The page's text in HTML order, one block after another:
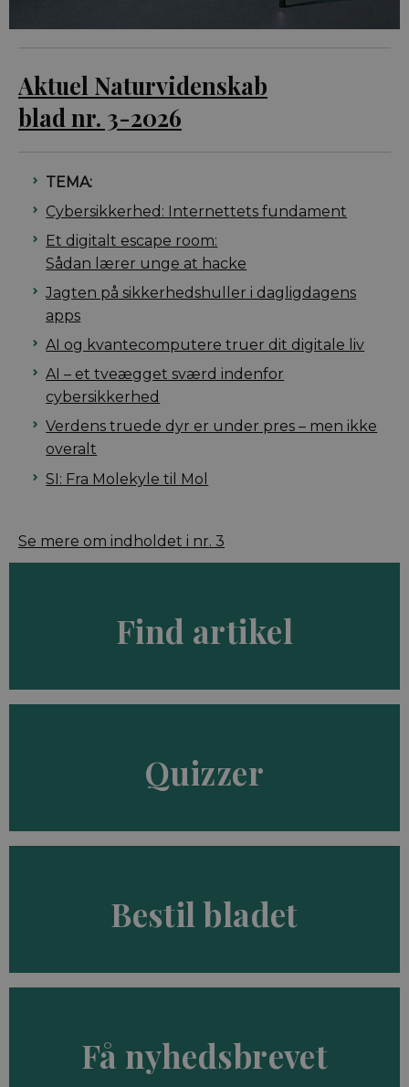
Aktuel Naturvidenskab
blad nr. 3-2026
TEMA:
Cybersikkerhed: Internettets fundament
Et digitalt escape room:
Sådan lærer unge at hacke
Jagten på sikkerhedshuller i dagligdagens
apps
AI og kvantecomputere truer dit digitale liv
AI – et tveægget sværd indenfor
cybersikkerhed
Verdens truede dyr er under pres – men ikke
overalt
SI: Fra Molekyle til Mol
Se mere om indholdet i nr. 3
Find artikel
Quizzer
Bestil bladet
Få nyhedsbrevet